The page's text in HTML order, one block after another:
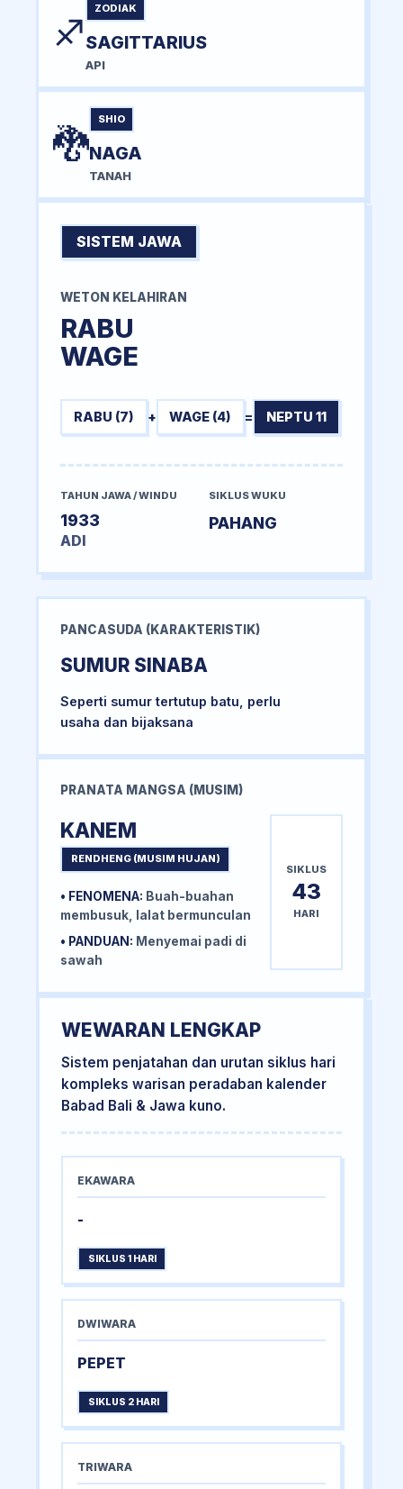
♐
ZODIAK
SAGITTARIUS
API
🐉
SHIO
NAGA
TANAH
SISTEM JAWA
WETON KELAHIRAN
RABU
WAGE
RABU (7) + WAGE (4) = NEPTU 11
TAHUN JAWA / WINDU
1933
ADI
SIKLUS WUKU
PAHANG
PANCASUDA (KARAKTERISTIK)
SUMUR SINABA
Seperti sumur tertutup batu, perlu
usaha dan bijaksana
PRANATA MANGSA (MUSIM)
KANEM
RENDHENG (MUSIM HUJAN)
• FENOMENA: Buah-buahan
membusuk, lalat bermunculan
• PANDUAN: Menyemai padi di
sawah
SIKLUS
43
HARI
WEWARAN LENGKAP
Sistem penjatahan dan urutan siklus hari
kompleks warisan peradaban kalender
Babad Bali & Jawa kuno.
EKAWARA
-
SIKLUS 1 HARI
DWIWARA
PEPET
SIKLUS 2 HARI
TRIWARA